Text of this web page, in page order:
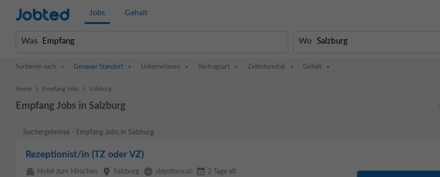
Jobted Jobs Gehalt
Was Wo
Sortieren nach Genauer Standort Unternehmen Vertragsart Zeitintensität Gehalt
Home > Empfang Jobs > Salzburg
Empfang Jobs in Salzburg
Suchergebnisse - Empfang Jobs in Salzburg
Rezeptionist/in (TZ oder VZ)
apartment Hotel zum Hirschen place Salzburg language stepstone.at event_available 2 Tage alt